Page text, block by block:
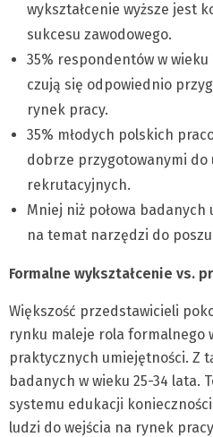
wykształcenie wyższe jest
sukcesu zawodowego.
35% respondentów w
czują się odpowiednio
rynek pracy.
35% młodych polskich
dobrze przygotowanymi do
rekrutacyjnych.
Mniej niż połowa badanych
na temat narzędzi do
Formalne wykształcenie vs.
Większość przedstawicieli
rynku maleje rola formalnego
praktycznych umiejętności. Z
badanych w wieku 25-34 lata.
systemu edukacji
ludzi do wejścia na rynek